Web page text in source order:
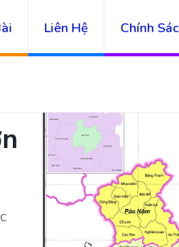
Liên Hệ Chính